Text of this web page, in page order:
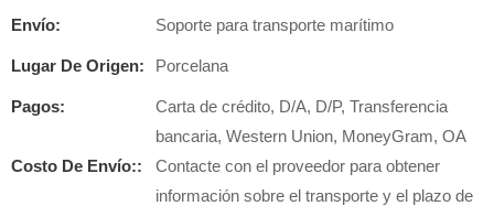
Envío: Soporte para transporte marítimo
Lugar De Origen: Porcelana
Pagos:
Carta de crédito, D/A, D/P, Transferencia
bancaria, Western Union, MoneyGram, OA
Costo De Envío::
Contacte con el proveedor para obtener
información sobre el transporte y el plazo de